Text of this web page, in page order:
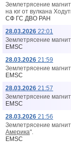
Землетрясение
на юг от вyлкана
СФ ГС ДВО РАН
28.03.2026 22:01
Землетрясение
EMSC
28.03.2026 21:59
Землетрясение
EMSC
28.03.2026 21:57
Землетрясение
EMSC
28.03.2026 21:56
Землетрясение
Америка".
EMSC